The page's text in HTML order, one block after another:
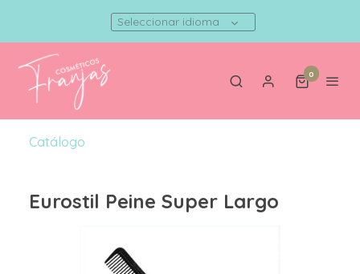
Seleccionar idioma
0
Catálogo
Eurostil Peine Super Largo